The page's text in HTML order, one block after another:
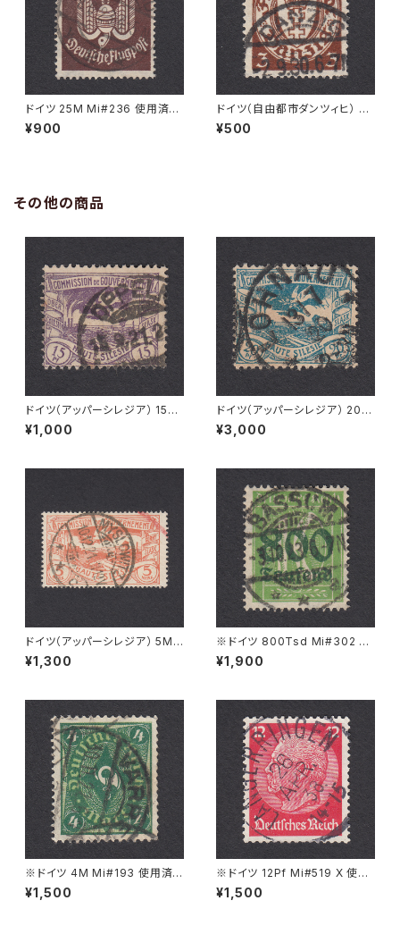
ドイツ 25M Mi#236 使用済み
切手｜BRESLAU 8.6.1923
¥900
ドイツ（自由都市ダンツィヒ） 3P
f Mi#216 使用済み切手｜DA
NZIG 2.9.1930
¥500
その他の商品
ドイツ（アッパーシレジア） 15Pf
Mi#17 使用済み切手｜OPPEL
N 15.9.1921
¥1,000
ドイツ（アッパーシレジア） 20Pf
Mi#18 使用済み切手｜LOHN
AU 13.7.1920
¥3,000
ドイツ（アッパーシレジア） 5M
Mi#29 使用済み切手｜MYSL
OWITZ 10.12.1921
¥1,300
※ドイツ 800Tsd Mi#302 A
使用済み切手｜BASSUM 3.1
0.1923
¥1,900
※ドイツ 4M Mi#193 使用済
み切手｜VARREL 30.11.1922
¥1,500
※ドイツ 12Pf Mi#519 X 使用
済み切手｜LANGERRINGEN
26.APR.1938
¥1,500